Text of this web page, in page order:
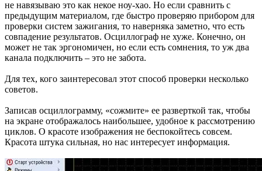
не навязываю это как некое ноу-хао. Но если сравнить с
предыдущим материалом, где быстро проверяю прибором для
проверки систем зажигания, то наверняка заметно, что есть
совпадение результатов. Осциллограф не хуже. Конечно, он
может не так эргономичен, но если есть сомнения, то уж два
канала подключить – это не забота.
Для тех, кого заинтересовал этот способ проверки несколько
советов.
Записав осциллограмму, «сожмите» ее разверткой так, чтобы
на экране отображалось наибольшее, удобное к рассмотрению
циклов. О красоте изображения не беспокойтесь совсем.
Красота штука сильная, но нас интересует информация.